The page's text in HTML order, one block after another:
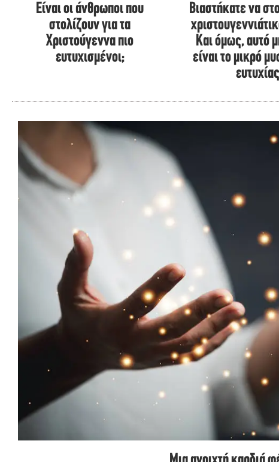
Είναι οι άνθρωποι που
στολίζουν για τα
Χριστούγεννα πιο
ευτυχισμένοι;
Βιαστήκατε να
Και όμως, αυτό
είναι το μικρό
ευτυχίας